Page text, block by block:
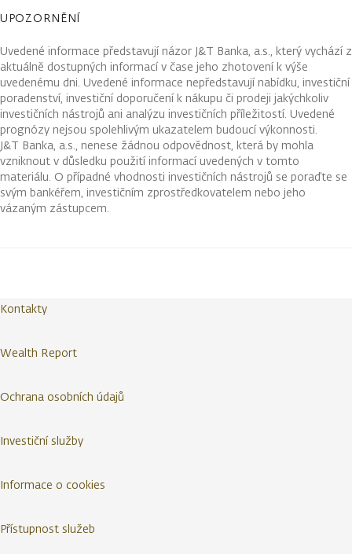
UPOZORNĚNÍ
Uvedené informace představují názor J&T Banka, a.s., který vychází z
aktuálně dostupných informací v čase jeho zhotovení k výše
uvedenému dni. Uvedené informace nepředstavují nabídku, investiční
poradenství, investiční doporučení k nákupu či prodeji jakýchkoliv
investičních nástrojů ani analýzu investičních příležitostí. Uvedené
prognózy nejsou spolehlivým ukazatelem budoucí výkonnosti.
J&T Banka, a.s., nenese žádnou odpovědnost, která by mohla
vzniknout v důsledku použití informací uvedených v tomto
materiálu. O případné vhodnosti investičních nástrojů se poraďte se
svým bankéřem, investičním zprostředkovatelem nebo jeho
vázaným zástupcem.
Kontakty
Wealth Report
Ochrana osobních údajů
Investiční služby
Informace o cookies
Přístupnost služeb